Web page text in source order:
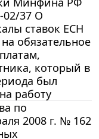
02/37 О
ставок ЕСН
обязательное
который в
был
работу
по
2008 г. № 162